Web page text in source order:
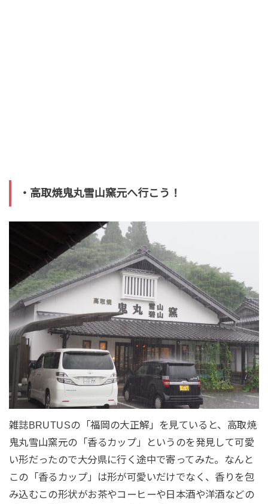
・高取焼鬼丸雪山窯元へ行こう！
雑誌BRUTUSの「福岡の大正解」を見ていると、高取焼
鬼丸雪山窯元の「香るカップ」というのを発見して可愛
い形だったので大分県に行く途中で寄ってみた。なんと
この「香るカップ」は形が可愛いだけでなく、香りを包
み込むこの形状がお茶やコーヒーや日本酒や洋酒などの